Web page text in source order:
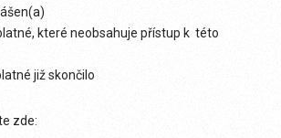
které neobsahuje přístup k této
již skončilo
zde: